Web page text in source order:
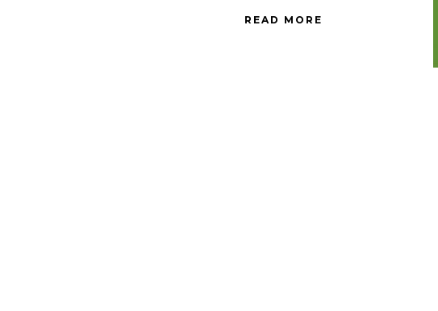
READ MORE